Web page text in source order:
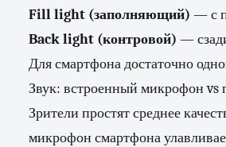
Fill light (заполняющий) — с
Back light (контровой) —
Для смартфона достаточно
Звук: встроенный микрофон vs
Зрители простят среднее
микрофон смартфона